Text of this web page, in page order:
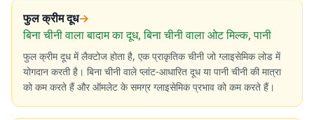
फुल क्रीम दूध→
बिना चीनी वाला बादाम का दूध, बिना चीनी वाला ओट मिल्क, पानी
फुल क्रीम दूध में लैक्टोज होता है, एक प्राकृतिक चीनी जो ग्लाइसेमिक लोड में
योगदान करती है। बिना चीनी वाले प्लांट-आधारित दूध या पानी चीनी की मात्रा
को कम करते हैं और ऑमलेट के समग्र ग्लाइसेमिक प्रभाव को कम करते हैं।